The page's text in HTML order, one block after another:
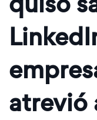
atrevió